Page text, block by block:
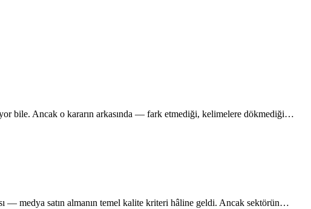
bile. Ancak o kararın arkasında — fark etmediği, kelimelere dökmediği…
— medya satın almanın temel kalite kriteri hâline geldi. Ancak sektörün…